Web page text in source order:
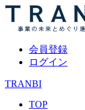
会員登録
ログイン
TRANBI
TOP